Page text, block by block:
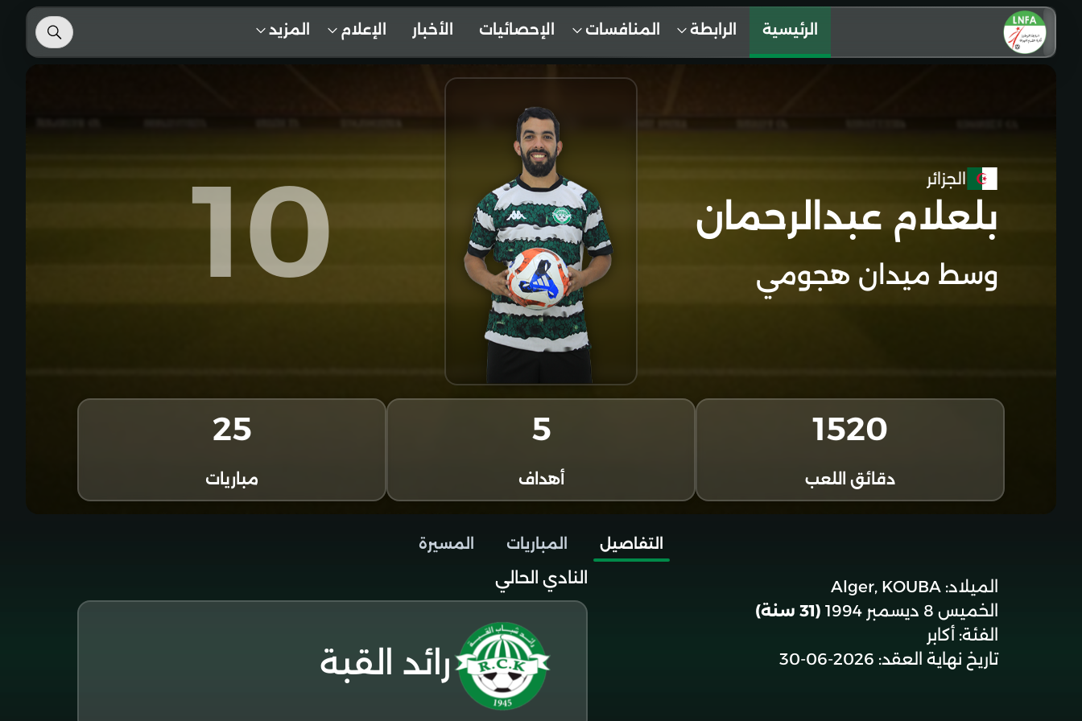
الرئيسية الرابطة المنافسات الإحصائيات الأخبار الإعلام المزيد
الجزائر
بلعلام عبدالرحمان
وسط ميدان هجومي 10
1520
دقائق اللعب
5
أهداف
25
مباريات
التفاصيل المباريات المسيرة
الميلاد: Alger, KOUBA
الخميس 8 ديسمبر 1994
(31 سنة)
الفئة: أكابر
تاريخ نهاية العقد: 2026-06-30
النادي الحالي
رائد القبة